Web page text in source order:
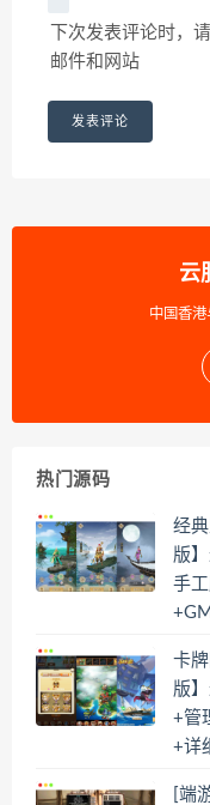
下次发表评论时，
邮件和网站
云
中国香
热门源码
经
版
手
卡
版
+管
+详
[端